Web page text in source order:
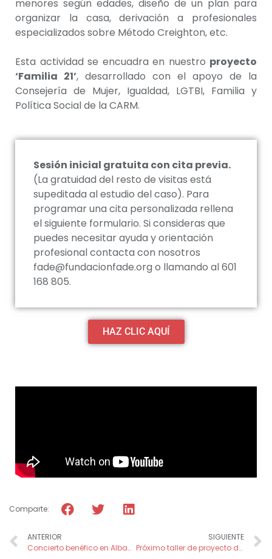
menores según edades, diseño de un plan para
organizar la casa, derivación a profesionales
especializados sobre Método Creighton, etc.
Esta actividad se encuadra en nuestro proyecto
‘Familia 21’, desarrollado con el apoyo de la
Consejería de Mujer, Igualdad, LGTBI, Familia y
Política Social de la CARM.
Sesión inicial gratuita con cita previa.
(La gratuidad del resto de visitas está
supeditada al estudio del caso). Para
programar una cita personalizada rellena
el siguiente formulario. Si consideras que
puedes necesitar ayuda y orientación
profesional contacta con nosotros
fade@fundacionfade.org o llamando al 601
168 805.
HAZ CLIC AQUÍ
Comparte:
ANTERIOR
Concierto benéfico en Albacete»La música y el espectáculo se acercan a ti»
SIGUIENTE
Próximo taller de proyecto de vida: «Naprotecnología y Método Creighton. Cómo ser padres naturalmente. Testimonio de Lucía y Pedro»